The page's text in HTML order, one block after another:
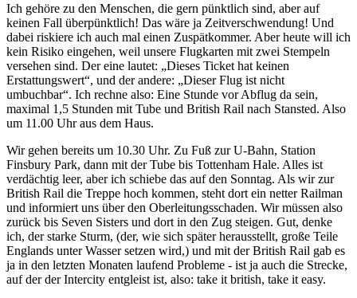
Ich gehöre zu den Menschen, die gern pünktlich sind, aber auf
keinen Fall überpünktlich! Das wäre ja Zeitverschwendung! Und
dabei riskiere ich auch mal einen Zuspätkommer. Aber heute will ich
kein Risiko eingehen, weil unsere Flugkarten mit zwei Stempeln
versehen sind. Der eine lautet:
Dieses Ticket hat keinen
Erstattungswert , und der andere:
Dieser Flug ist nicht
umbuchbar . Ich rechne also: Eine Stunde vor Abflug da sein,
maximal 1,5 Stunden mit Tube und British Rail nach Stansted. Also
um 11.00 Uhr aus dem Haus.
Wir gehen bereits um 10.30 Uhr. Zu Fuß zur U-Bahn, Station
Finsbury Park, dann mit der Tube bis Tottenham Hale. Alles ist
verdächtig leer, aber ich schiebe das auf den Sonntag. Als wir zur
British Rail die Treppe hoch kommen, steht dort ein netter Railman
und informiert uns über den Oberleitungsschaden. Wir müssen also
zurück bis Seven Sisters und dort in den Zug steigen. Gut, denke
ich, der starke Sturm, (der, wie sich später herausstellt, große Teile
Englands unter Wasser setzen wird,) und mit der British Rail gab es
ja in den letzten Monaten laufend Probleme - ist ja auch die Strecke,
auf der der Intercity entgleist ist, also: take it british, take it easy.